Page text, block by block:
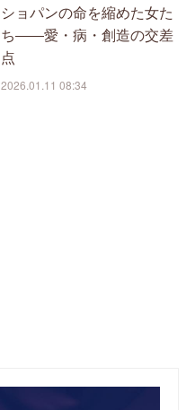
ショパンの命を縮めた女た
ち――愛・病・創造の交差
点
2026.01.11 08:34